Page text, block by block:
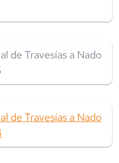
de Travesías a Nado
de Travesías a Nado